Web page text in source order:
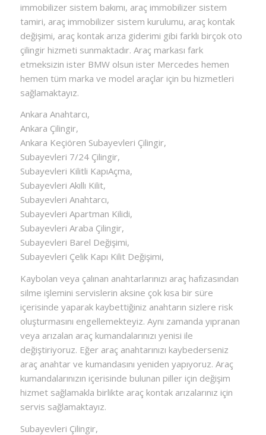
immobilizer sistem bakımı, araç immobilizer sistem
tamiri, araç immobilizer sistem kurulumu, araç kontak
değişimi, araç kontak arıza giderimi gibi farklı birçok oto
çilingir hizmeti sunmaktadır. Araç markası fark
etmeksizin ister BMW olsun ister Mercedes hemen
hemen tüm marka ve model araçlar için bu hizmetleri
sağlamaktayız.
Ankara Anahtarcı,
Ankara Çilingir,
Ankara Keçiören Subayevleri Çilingir,
Subayevleri 7/24 Çilingir,
Subayevleri Kilitli KapıAçma,
Subayevleri Akıllı Kilit,
Subayevleri Anahtarcı,
Subayevleri Apartman Kilidi,
Subayevleri Araba Çilingir,
Subayevleri Barel Değişimi,
Subayevleri Çelik Kapı Kilit Değişimi,
Kaybolan veya çalınan anahtarlarınızı araç hafızasından
silme işlemini servislerin aksine çok kısa bir süre
içerisinde yaparak kaybettiğiniz anahtarın sizlere risk
oluşturmasını engellemekteyiz. Aynı zamanda yıpranan
veya arızalan araç kumandalarınızı yenisi ile
değiştiriyoruz. Eğer araç anahtarınızı kaybederseniz
araç anahtar ve kumandasını yeniden yapıyoruz. Araç
kumandalarınızın içerisinde bulunan piller için değişim
hizmet sağlamakla birlikte araç kontak arızalarınız için
servis sağlamaktayız.
Subayevleri Çilingir,